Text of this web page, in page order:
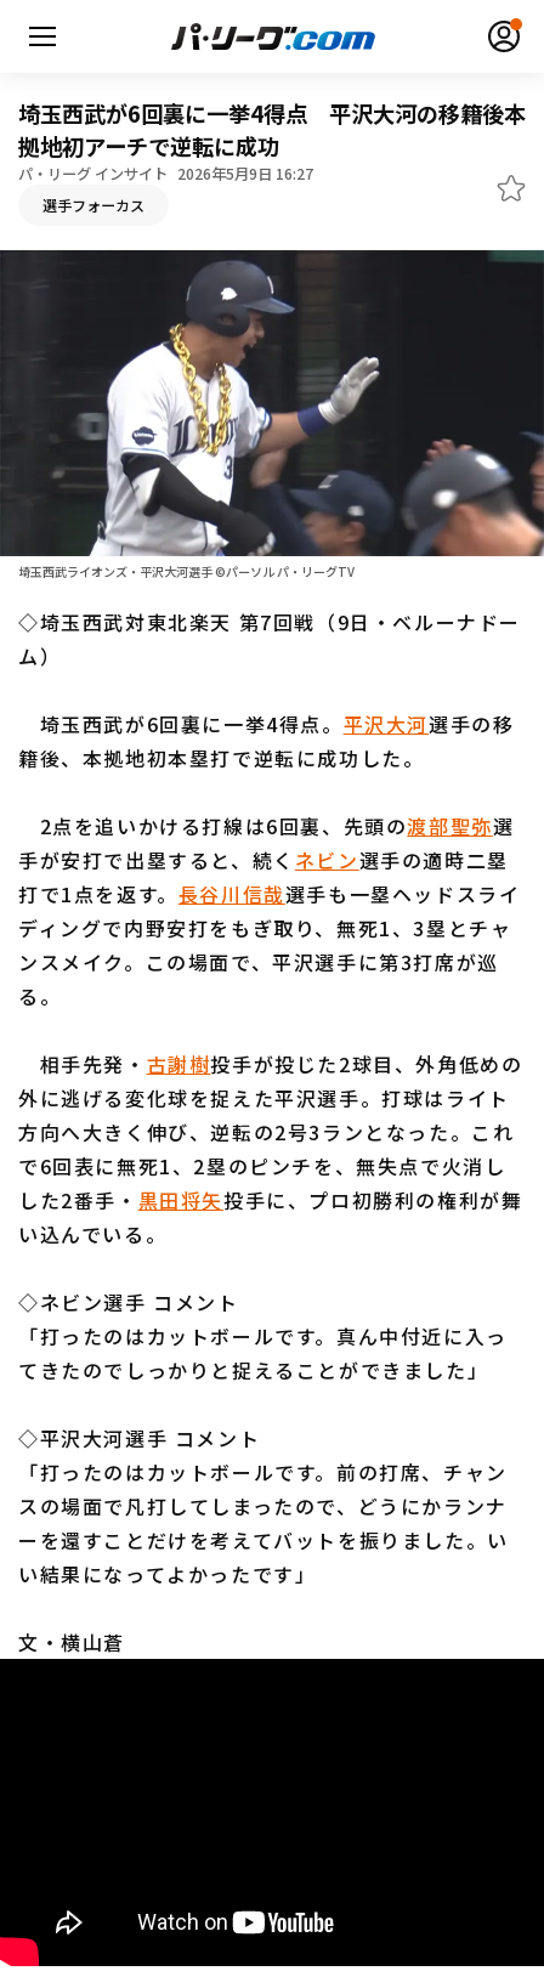
日程・結果
順位表･成績
1軍公式戦
ファーム東地区
選手名鑑
選手名鑑トップ
北海道日本ハムファイターズ
埼玉西武ライオンズ
オリックス・バファローズ
福岡ソフトバンクホークス
ニュース
設定
利用規約
運営会社（別ウィンドウで開く）
アルバイト募集
埼玉西武が6回裏に一挙4得点 平沢大河の移籍後本
拠地初アーチで逆転に成功
パ・リーグ インサイト 2026年5月9日 16:27
選手フォーカス
埼玉西武ライオンズ・平沢大河選手 ©パーソル パ・リーグTV
◇埼玉西武対東北楽天 第7回戦（9日・ベルーナドー
ム）
埼玉西武が6回裏に一挙4得点。 平沢大河選手の移
籍後、本拠地初本塁打で逆転に成功した。
2点を追いかける打線は6回裏、先頭の渡部聖弥選
手が安打で出塁すると、続く ネビン選手の適時二塁
打で1点を返す。 長谷川信哉選手も一塁ヘッドスライ
ディングで内野安打をもぎ取り、無死1、3塁とチャ
ンスメイク。この場面で、平沢選手に第3打席が巡
る。
相手先発・ 古謝樹投手が投じた2球目、外角低めの
外に逃げる変化球を捉えた平沢選手。打球はライト
方向へ大きく伸び、逆転の2号3ランとなった。これ
で6回表に無死1、2塁のピンチを、無失点で火消し
した2番手・ 黒田将矢投手に、プロ初勝利の権利が舞
い込んでいる。
◇ネビン選手 コメント
「打ったのはカットボールです。真ん中付近に入っ
てきたのでしっかりと捉えることができました」
◇平沢大河選手 コメント
「打ったのはカットボールです。前の打席、チャン
スの場面で凡打してしまったので、どうにかランナ
ーを還すことだけを考えてバットを振りました。い
い結果になってよかったです」
文・横山蒼